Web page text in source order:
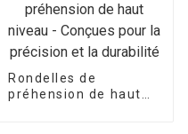
Rondelles de
préhension de haut